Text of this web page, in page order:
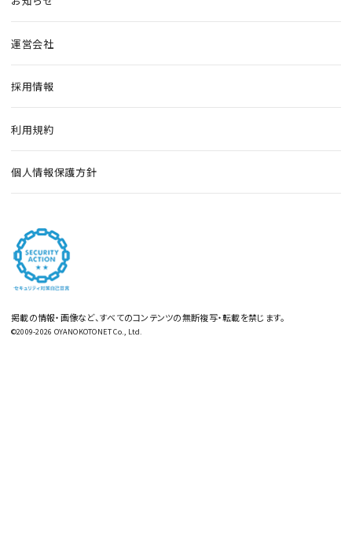
運営会社
採用情報
利用規約
個人情報保護方針
掲載の情報・画像など、すべてのコンテンツの無断複写・転載を禁じます。
©2009-2026 OYANOKOTONET Co., Ltd.